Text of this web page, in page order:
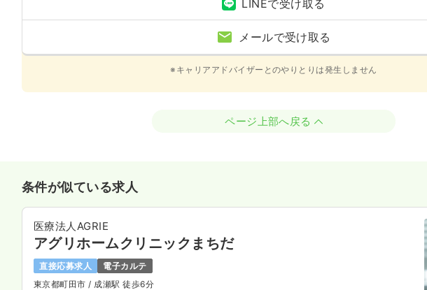
LINEで受け取る
メールで受け取る
※キャリアアドバイザーとのやりとりは発生しません
ページ上部へ戻る
条件が似ている求人
医療法人AGRIE
アグリホームクリニックまちだ
直接応募求人
電子カルテ
東京都町田市 / 成瀬駅 徒歩6分